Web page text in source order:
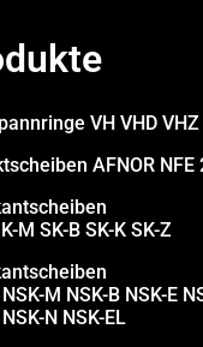
VH VHD
AFNOR
M SK-B SK-K SK-Z
M NSK-B NSK-E
N NSK-EL